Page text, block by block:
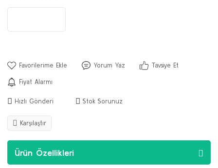
Yorum Yaz Tavsiye Et
Fiyat Alarmı
Hızlı Gönderi Stok Sorunuz
Karşılaştır
Ürün Özellikleri